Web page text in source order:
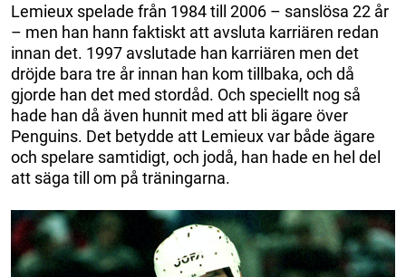
Lemieux spelade från 1984 till 2006 – sanslösa 22 år
– men han hann faktiskt att avsluta karriären redan
innan det. 1997 avslutade han karriären men det
dröjde bara tre år innan han kom tillbaka, och då
gjorde han det med stordåd. Och speciellt nog så
hade han då även hunnit med att bli ägare över
Penguins. Det betydde att Lemieux var både ägare
och spelare samtidigt, och jodå, han hade en hel del
att säga till om på träningarna.